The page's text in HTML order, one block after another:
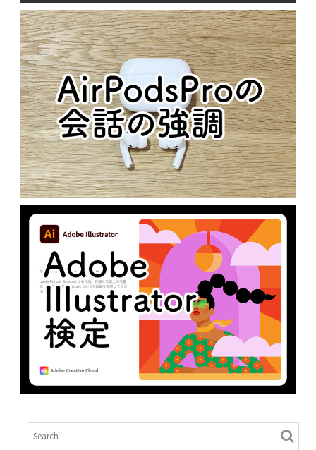
歴代APPLE製品のICON
N MacOS
AIRPODSPROの会話の強調
N 未分類
ADOBE ILLUSTRATOR 検定
N